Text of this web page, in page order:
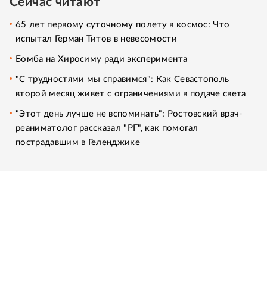
65 лет первому суточному полету в космос: Что
испытал Герман Титов в невесомости
Бомба на Хиросиму ради эксперимента
"С трудностями мы справимся": Как Севастополь
второй месяц живет с ограничениями в подаче света
"Этот день лучше не вспоминать": Ростовский врач-
реаниматолог рассказал "РГ", как помогал
пострадавшим в Геленджике